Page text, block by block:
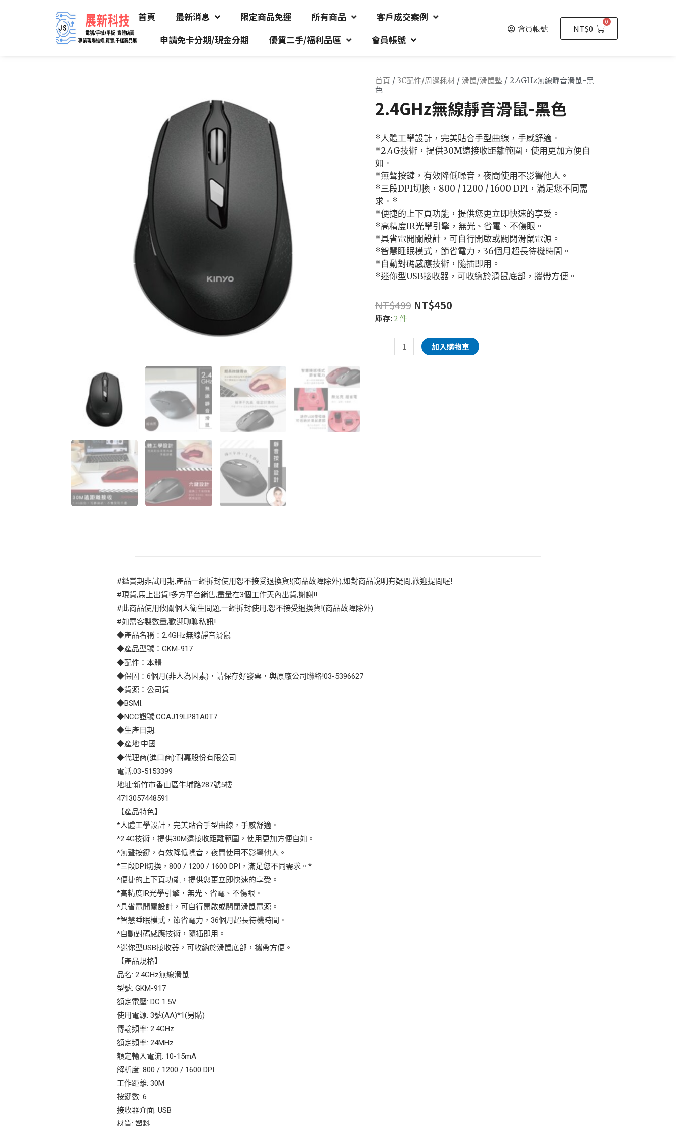
首頁 最新消息 限定商品免運 所有商品
客戶成交案例
申請免卡分期/現金分期
優質二手/福利品區 會員帳號
會員帳號 NT$0
0
首頁 / 3C配件/周邊耗材 / 滑鼠/滑鼠墊 / 2.4GHz無線靜音滑鼠-黑
色
2.4GHz無線靜音滑鼠-黑色
*人體工學設計，完美貼合手型曲線，手感舒適。
*2.4G技術，提供30M遠接收距離範圍，使用更加方便自
如。
*無聲按鍵，有效降低噪音，夜間使用不影響他人。
*三段DPI切換，800 / 1200 / 1600 DPI，滿足您不同需
求。*
*便捷的上下頁功能，提供您更立即快速的享受。
*高精度IR光學引擎，無光、省電、不傷眼。
*具省電開關設計，可自行開啟或關閉滑鼠電源。
*智慧睡眠模式，節省電力，36個月超長待機時間。
*自動對碼感應技術，隨插即用。
*迷你型USB接收器，可收納於滑鼠底部，攜帶方便。
NT$499 NT$450
庫存:2 件
加入購物車
#鑑賞期非試用期,產品一經拆封使用恕不接受退換貨!(商品故障除外),如對商品說明有疑問,歡迎提問喔!
#現貨,馬上出貨!多方平台銷售,盡量在3個工作天內出貨,謝謝!!
#此商品使用攸關個人衛生問題,一經拆封使用,恕不接受退換貨!(商品故障除外)
#如需客製數量,歡迎聊聊私訊!
◆產品名稱：2.4GHz無線靜音滑鼠
◆產品型號：GKM-917
◆配件：本體
◆保固：6個月(非人為因素)，請保存好發票，與原廠公司聯絡!03-5396627
◆貨源：公司貨
◆BSMI:
◆NCC證號:CCAJ19LP81A0T7
◆生產日期:
◆產地:中國
◆代理商(進口商):耐嘉股份有限公司
電話:03-5153399
地址:新竹市香山區牛埔路287號5樓
4713057448591
【產品特色】
*人體工學設計，完美貼合手型曲線，手感舒適。
*2.4G技術，提供30M遠接收距離範圍，使用更加方便自如。
*無聲按鍵，有效降低噪音，夜間使用不影響他人。
*三段DPI切換，800 / 1200 / 1600 DPI，滿足您不同需求。*
*便捷的上下頁功能，提供您更立即快速的享受。
*高精度IR光學引擎，無光、省電、不傷眼。
*具省電開關設計，可自行開啟或關閉滑鼠電源。
*智慧睡眠模式，節省電力，36個月超長待機時間。
*自動對碼感應技術，隨插即用。
*迷你型USB接收器，可收納於滑鼠底部，攜帶方便。
【產品規格】
品名: 2.4GHz無線滑鼠
型號: GKM-917
額定電壓: DC 1.5V
使用電源: 3號(AA)*1(另購)
傳輸頻率: 2.4GHz
額定頻率: 24MHz
額定輸入電流: 10-15mA
解析度: 800 / 1200 / 1600 DPI
工作距離: 30M
按鍵數: 6
接收器介面: USB
材質: 塑料